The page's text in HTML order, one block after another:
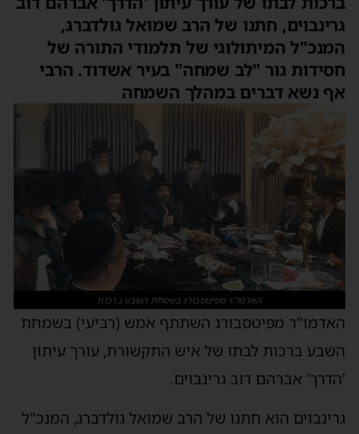
גרינבוים, חתנו של הרב שמואל גולדברג,
המנכ"ל המיתולוגי של תלמודי התורה של
חסידות גור "לב שמחה" בעיר אשדוד. הרבי
אף נשא דברים במהלך השמחה
האדמו"ר מפיטסבורג בשמחת השבע ברכות
האדמו"ר מפיטסבורג השתתף אמש (רביעי) בשמחת
השבע ברכות לבתו של איש התקשורת, עורך עיתון
'הדרך' אברהם דוב גרינבוים.
גרינבוים הוא חתנו של הרב שמואל גולדברג, המנכ"ל